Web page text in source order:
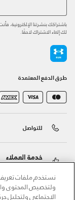
باشتراكك بنشرتنا الإلكترونية،
لك إلغاء الاشتراك لاحقًا.
طرق الدفع المعتمدة
للتواصل
خدمة العملاء
حول أندر آرمر
نستخدم ملفات
ولتخصيص المحتوى
الاجتماعي ولتحليل